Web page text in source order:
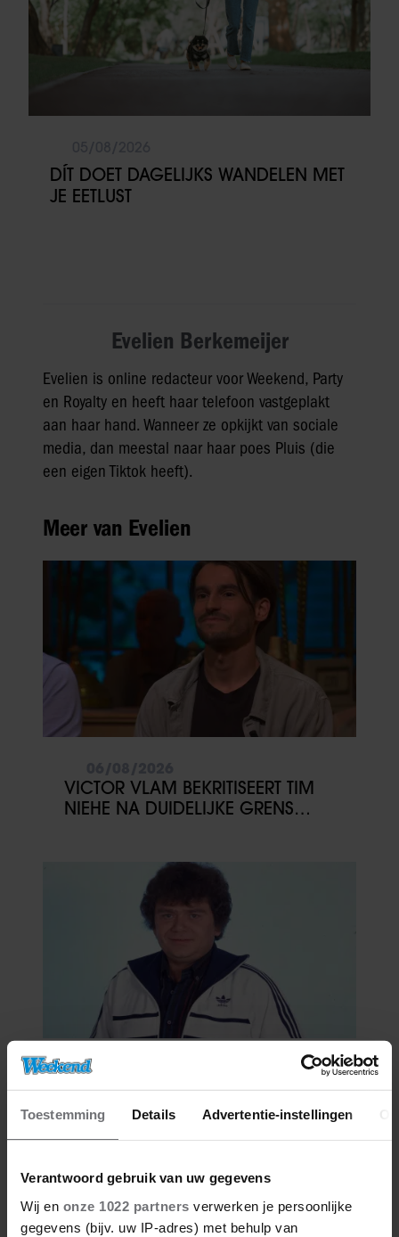
Toestemming Details Advertentie-instellingen
Verantwoord gebruik van uw gegevens
Wij en onze 1022 partners verwerken je persoonlijke
gegevens (bijv. uw IP-adres) met behulp van
DÍT DOET DAGELIJKS WANDELEN MET
JE EETLUST
Evelien Berkemeijer
Evelien is online redacteur voor Weekend, Party
en Royalty en heeft haar telefoon vastgeplakt
aan haar hand. Wanneer ze opkijkt van sociale
media, dan meestal naar haar poes Pluis (die
een eigen Tiktok heeft).
Meer van Evelien
VICTOR VLAM BEKRITISEERT TIM
NIEHE NA DUIDELIJKE GRENS
06/08/2026
ROXEANNE EN ANDRÉ HAZES
DENKEN TERUG AAN ‘KAPOT